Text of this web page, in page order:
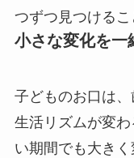
つずつ見つけるこ
小さな変化を一
子どものお口は、
生活リズムが変
い期間でも大き